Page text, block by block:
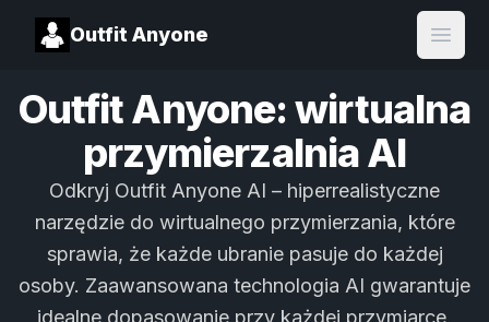
Outfit Anyone
Open
Outfit Anyone: wirtualna
przymierzalnia AI
Odkryj Outfit Anyone AI – hiperrealistyczne
narzędzie do wirtualnego przymierzania, które
sprawia, że każde ubranie pasuje do każdej
osoby. Zaawansowana technologia AI gwarantuje
idealne dopasowanie przy każdej przymiarce.